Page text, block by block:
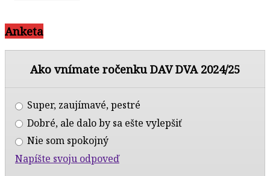
Anketa
Ako vnímate ročenku DAV DVA 2024/25
Super, zaujímavé, pestré
Dobré, ale dalo by sa ešte vylepšiť
Nie som spokojný
Napíšte svoju odpoveď